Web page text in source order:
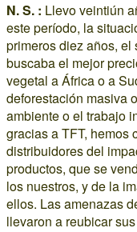
N. S. : Llevo veintiún
este período, la
primeros diez años,
buscaba el mejor
vegetal a África o a
deforestación masiva
ambiente o el trabajo
gracias a TFT, hemos
distribuidores del
productos, que se
los nuestros, y de la
ellos. Las amenazas
llevaron a reubicar